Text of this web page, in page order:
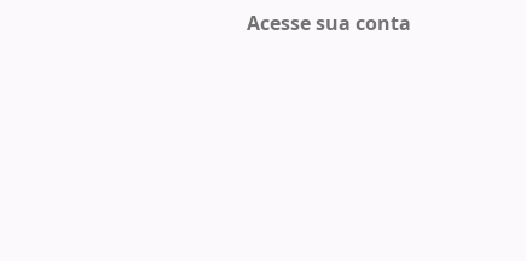
Acesse sua conta